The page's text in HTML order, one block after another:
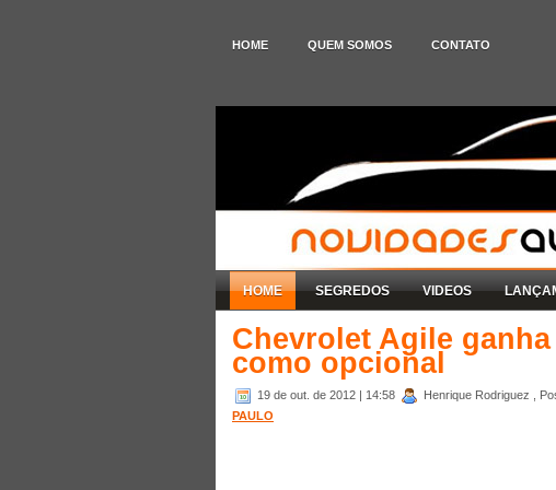
HOME QUEM SOMOS CONTATO
HOME SEGREDOS VIDEOS
Chevrolet Agile
como opcional
19 de out. de 2012 | 14:58 Henrique Rodriguez ,
PAULO